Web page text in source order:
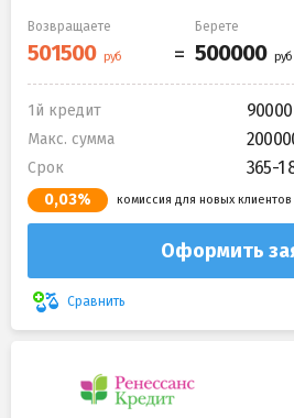
Возвращаете Берете
1й кредит
Макс. сумма
Срок 365-1
0,03% комиссия для новых клиентов
Оформить
Сравнить